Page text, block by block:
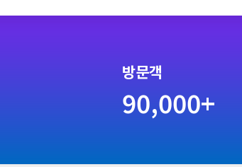
방문객
90,000+